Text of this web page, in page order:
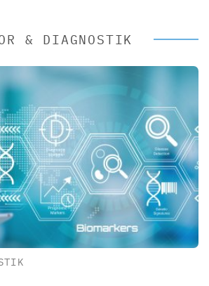
& DIAGNOSTIK